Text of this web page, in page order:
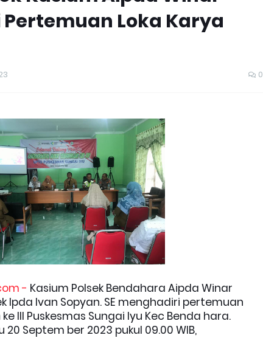
Loka Karya
0
- Kasium Polsek Bendahara Aipda Winar
Ipda Ivan Sopyan. SE menghadiri pertemuan
III Puskesmas Sungai Iyu Kec Benda hara.
20 Septem ber 2023 pukul 09.00 WIB,